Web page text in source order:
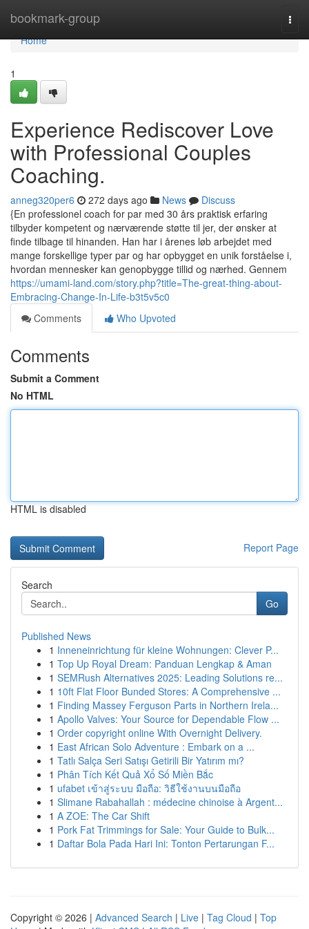
bookmark-group
Home
Home
1
Experience Rediscover Love
with Professional Couples
Coaching.
anneg320per6 272 days ago News
Discuss
{En professionel coach for par med 30 års praktisk erfaring
tilbyder kompetent og nærværende støtte til jer, der ønsker at
finde tilbage til hinanden. Han har i årenes løb arbejdet med
mange forskellige typer par og har opbygget en unik forståelse i,
hvordan mennesker kan genopbygge tillid og nærhed. Gennem
https://umami-land.com/story.php?title=The-great-thing-about-
Embracing-Change-In-Life-b3t5v5c0
Comments
Who Upvoted
Comments
Submit a Comment
No HTML
HTML is disabled
Report Page
Search
Go
Published News
1 Inneneinrichtung für kleine Wohnungen: Clever P...
1 Top Up Royal Dream: Panduan Lengkap & Aman
1 SEMRush Alternatives 2025: Leading Solutions re...
1 10ft Flat Floor Bunded Stores: A Comprehensive ...
1 Finding Massey Ferguson Parts in Northern Irela...
1 Apollo Valves: Your Source for Dependable Flow ...
1 Order copyright online With Overnight Delivery.
1 East African Solo Adventure : Embark on a ...
1 Tatlı Salça Seri Satışı Getirili Bir Yatırım mı?
1 Phân Tích Kết Quả Xổ Số Miền Bắc
1 ufabet เข้าสู่ระบบ มือถือ: วิธีใช้งานบนมือถือ
1 Slimane Rabahallah : médecine chinoise à Argent...
1 A ZOE: The Car Shift
1 Pork Fat Trimmings for Sale: Your Guide to Bulk...
1 Daftar Bola Pada Hari Ini: Tonton Pertarungan F...
Copyright © 2026 | Advanced Search | Live | Tag Cloud | Top